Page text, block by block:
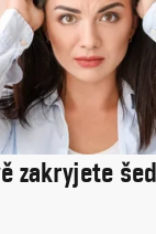
zakryjete